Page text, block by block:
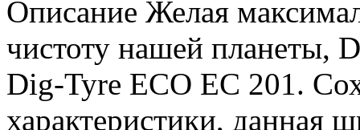
Описание Желая
чистоту нашей планеты,
Dig-Tyre ECO EC 201.
характеристики, данная